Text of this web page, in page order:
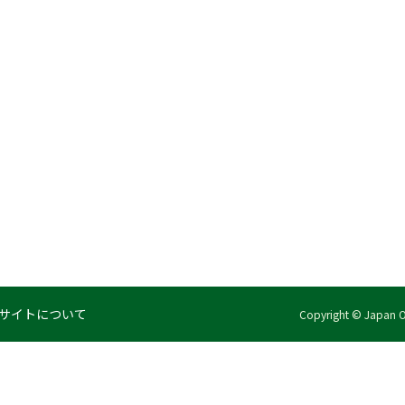
イトについて Copyright © Japan